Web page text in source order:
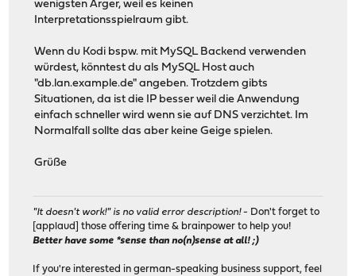
wenigsten Ärger, weil es keinen
Interpretationsspielraum gibt.
Wenn du Kodi bspw. mit MySQL Backend verwenden
würdest, könntest du als MySQL Host auch
"db.lan.example.de" angeben. Trotzdem gibts
Situationen, da ist die IP besser weil die Anwendung
einfach schneller wird wenn sie auf DNS verzichtet. Im
Normalfall sollte das aber keine Geige spielen.
Grüße
"It doesn't work!" is no valid error description!- Don't forget to
[applaud] those offering time & brainpower to help you!
Better have some *sense than no(n)sense at all! ;)
If you're interested in german-speaking business support, feel